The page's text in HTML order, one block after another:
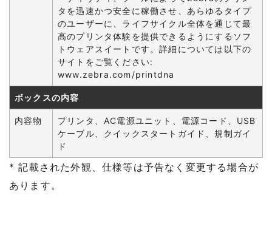
タを迅速かつ安全に稼働させ、あらゆるタイプ
のユーザーに、ライフサイクル全体を通じて最
高のプリンタ体験を提供できるようにするソフ
トウェアスイートです。詳細については以下の
サイトをご覧ください:
www.zebra.com/printdna
ボックスの内容
内容物
プリンタ、AC電源ユニット、電源コード、USB
ケーブル、クイックスタートガイド、規制ガイ
ド
* 記載された外観、仕様等は予告なく変更する場合が
あります。